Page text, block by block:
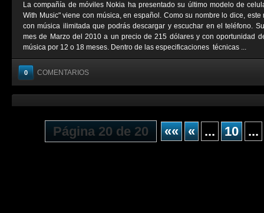
La compañía de móviles Nokia ha presentado su último modelo de
With Music" viene con música, en español. Como su nombre lo dice,
con música ilimitada que podrás descargar y escuchar en el teléfono.
mes de Marzo del 2010 a un precio de 215 dólares y con oportunidad
música por 12 o 18 meses. Dentro de las especificaciones técnicas ...
0 COMENTARIOS
Página 20 de 20 «« « ... 10 ...